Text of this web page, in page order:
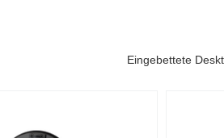
Eingebettete